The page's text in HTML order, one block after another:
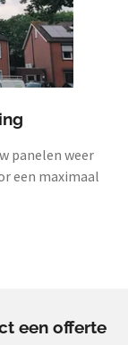
panelen weer
een maximaal
een offerte